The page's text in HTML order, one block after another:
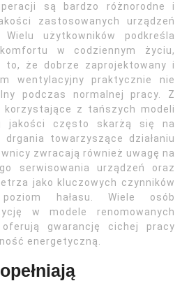
są bardzo różnorodne i
zastosowanych urządzeń
użytkowników podkreśla
w codziennym życiu,
to, że dobrze zaprojektowany i
wentylacyjny praktycznie nie
podczas normalnej pracy. Z
korzystające z tańszych modeli
jakości często skarżą się na
towarzyszące działaniu
zwracają również uwagę na
serwisowania urządzeń oraz
jako kluczowych czynników
hałasu. Wiele osób
w modele renomowanych
gwarancję cichej pracy
energetyczną.